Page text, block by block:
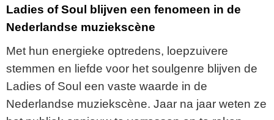
Ladies of Soul blijven een fenomeen in de
Nederlandse muziekscène
Met hun energieke optredens, loepzuivere
stemmen en liefde voor het soulgenre blijven de
Ladies of Soul een vaste waarde in de
Nederlandse muziekscène. Jaar na jaar weten ze